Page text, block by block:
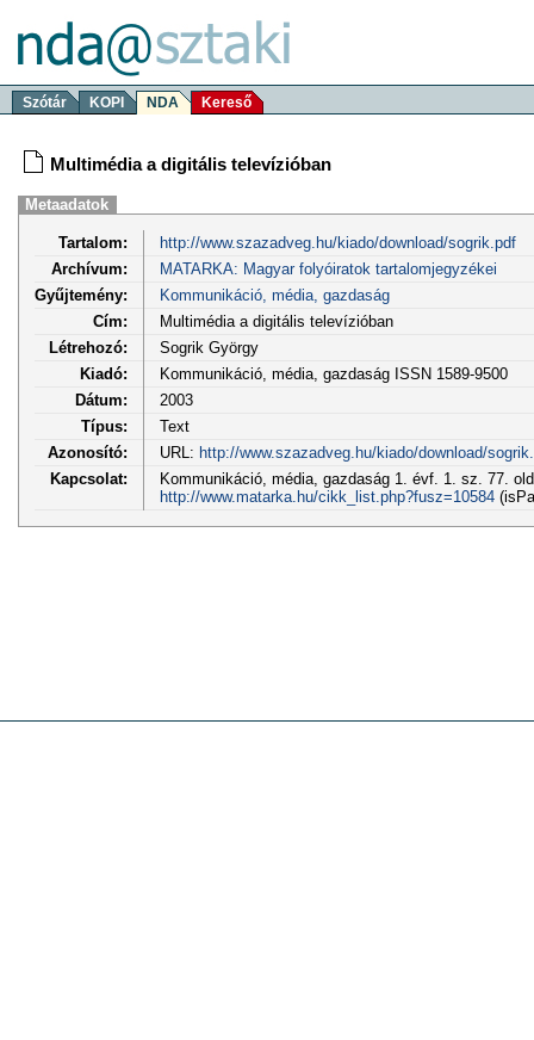
Szótár KOPI NDA Kereső
Multimédia a digitális televízióban
Metaadatok
Tartalom:
http://www.szazadveg.hu/kiado/download/sogrik.pdf
Archívum:
MATARKA: Magyar folyóiratok tartalomjegyzékei
Gyűjtemény:
Kommunikáció, média, gazdaság
Cím:
Multimédia a digitális televízióban
Létrehozó:
Sogrik György
Kiadó:
Kommunikáció, média, gazdaság ISSN 1589-9500
Dátum:
2003
Típus:
Text
Azonosító:
URL: http://www.szazadveg.hu/kiado/download/
Kapcsolat:
Kommunikáció, média, gazdaság 1. évf. 1. sz. 77.
http://www.matarka.hu/cikk_list.php?fusz=10584